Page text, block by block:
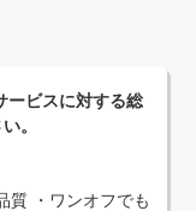
ービスに対する総
。
質 ・ワンオフでも